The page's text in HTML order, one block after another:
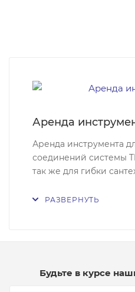
Аренда
Аренда инструмента
соединений системы
так же для гибки
РАЗВЕРНУТЬ
Будьте в курсе